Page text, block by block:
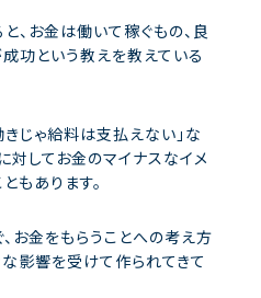
、お金は働いて稼ぐもの、良
功という教えを教えている
じゃ給料は支払えない」な
対してお金のマイナスなイメ
もあります。
お金をもらうことへの考え方
影響を受けて作られてきて